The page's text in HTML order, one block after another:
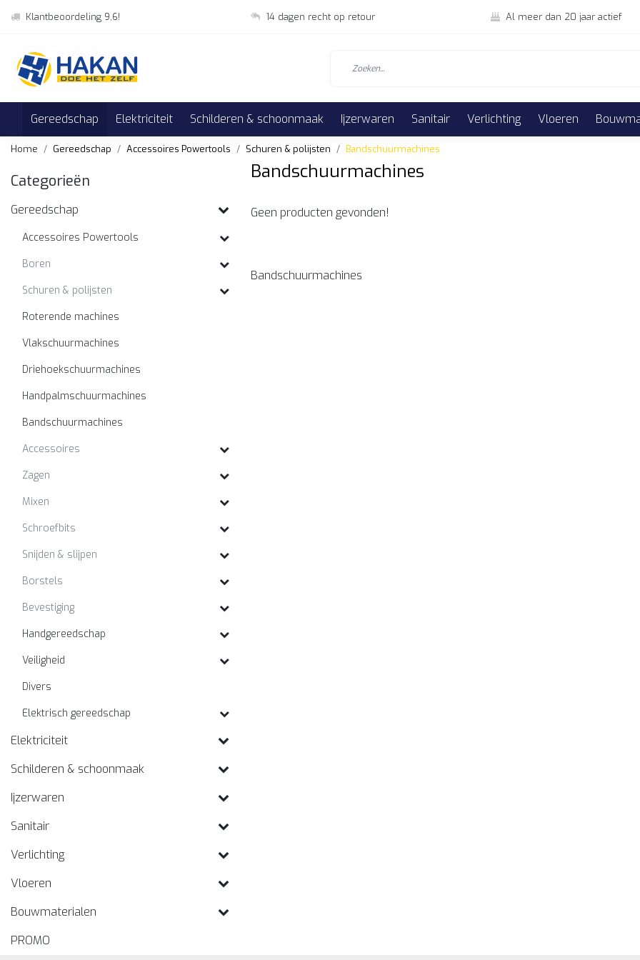
Klantbeoordeling 9,6! 14 dagen recht op retour Al meer dan 20 jaar actief
Gereedschap Elektriciteit Schilderen & schoonmaak Ijzerwaren Sanitair Verlichting Vloeren
Home Gereedschap Accessoires Powertools Schuren & polijsten Bandschuurmachines
Categorieën
Gereedschap
Accessoires Powertools
Boren
Schuren & polijsten
Roterende machines
Vlakschuurmachines
Driehoekschuurmachines
Handpalmschuurmachines
Bandschuurmachines
Accessoires
Zagen
Mixen
Schroefbits
Snijden & slijpen
Borstels
Bevestiging
Handgereedschap
Veiligheid
Divers
Elektrisch gereedschap
Elektriciteit
Schilderen & schoonmaak
Ijzerwaren
Sanitair
Verlichting
Vloeren
Bouwmaterialen
PROMO
Bandschuurmachines
Geen producten gevonden!
Bandschuurmachines